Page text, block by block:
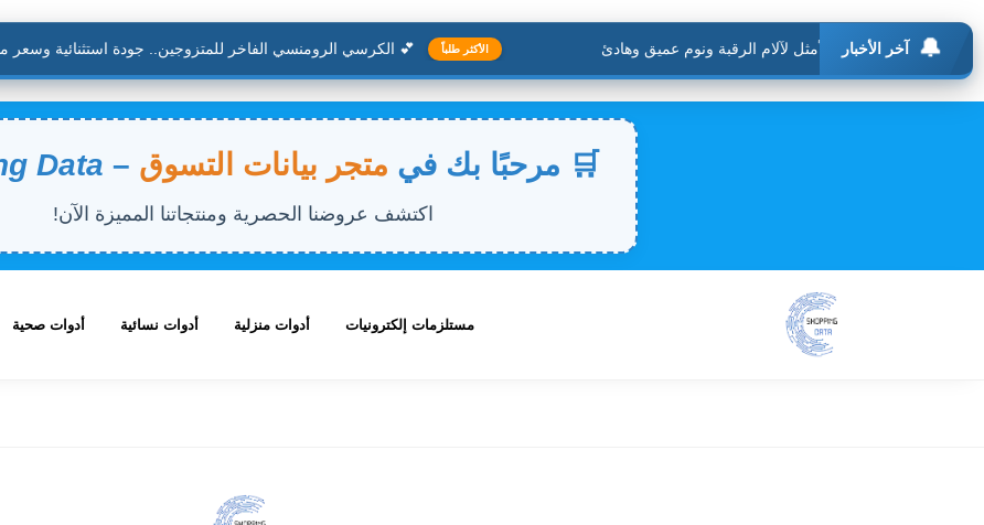
🔔 آخر الأخبار الأكثر طلباً 💕 الكرسي الرومنسي الفاخر للمتزوجين.. جودة استثنائية وسعر
🛒 مرحبًا بك في متجر بيانات التسوق –
Data
اكتشف عروضنا الحصرية ومنتجاتنا المميزة الآن!
مستلزمات إلكترونيات أدوات منزلية أدوات نسائية أدوات صحية